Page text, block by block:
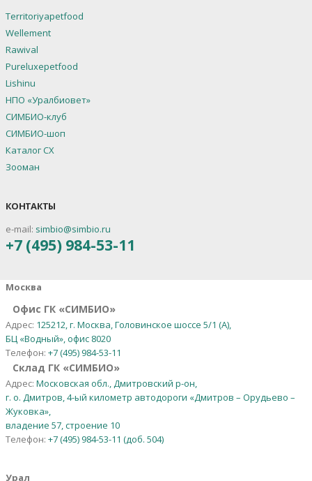
Territoriyapetfood
Wellement
Rawival
Pureluxepetfood
Lishinu
НПО «Уралбиовет»
СИМБИО-клуб
СИМБИО-шоп
Каталог СХ
Зооман
КОНТАКТЫ
e-mail: simbio@simbio.ru
+7 (495) 984-53-11
Москва
Офис ГК «СИМБИО»
Адрес: 125212, г. Москва, Головинское шоссе 5/1 (А),
БЦ «Водный», офис 8020
Телефон: +7 (495) 984-53-11
Склад ГК «СИМБИО»
Адрес: Московская обл., Дмитровский р-он,
г. о. Дмитров, 4-ый километр автодороги «Дмитров – Орудьево –
Жуковка»,
владение 57, строение 10
Телефон: +7 (495) 984-53-11 (доб. 504)
Урал